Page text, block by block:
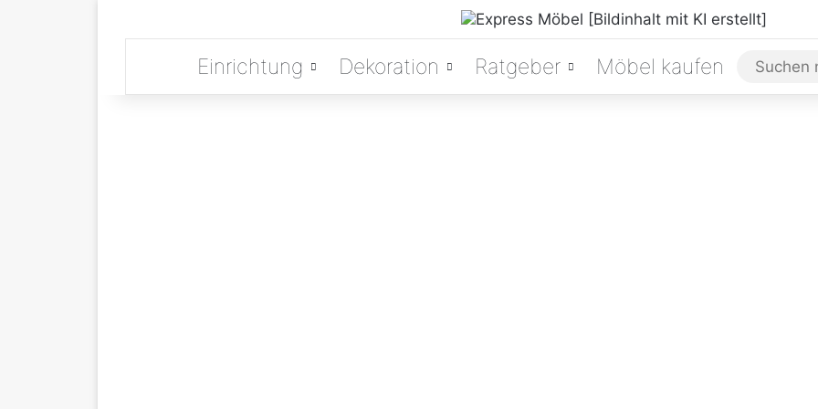
Einrichtung Dekoration Ratgeber Möbel kaufen